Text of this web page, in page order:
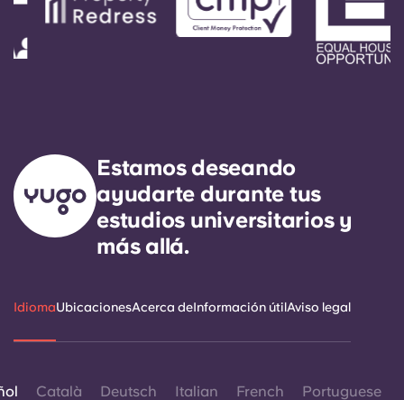
Estamos deseando
ayudarte durante tus
estudios universitarios y
más allá.
IdiomaUbicacionesAcerca deInformación útilAviso legal
Català Deutsch Italian French Portuguese